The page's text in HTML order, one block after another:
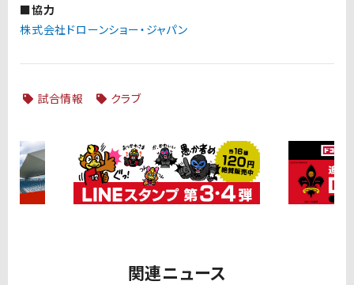
■協力
株式会社ドローンショー・ジャパン
試合情報 クラブ
関連ニュース